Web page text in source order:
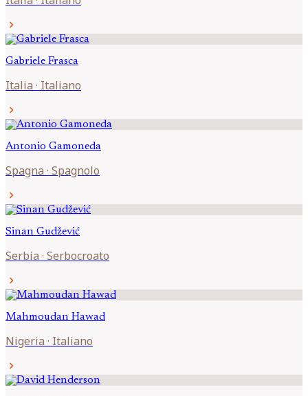
chevron_right
Gabriele Frasca
Italia · Italiano
chevron_right
Antonio Gamoneda
Spagna · Spagnolo
chevron_right
Sinan Gudžević
Serbia · Serbocroato
chevron_right
Mahmoudan Hawad
Nigeria · Italiano
chevron_right